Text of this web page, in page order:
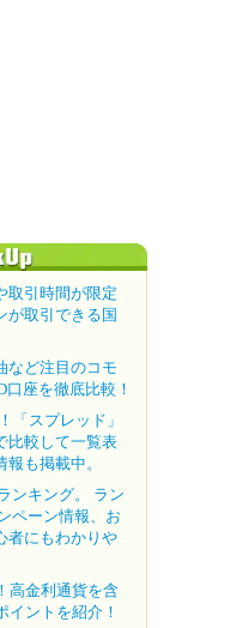
取引時間が限定
が取引できる国
など注目のコモ
座を徹底比較！
「スプレッド」
比較して一覧表
も掲載中。
ンキング。 ラン
ペーン情報、お
者にもわかりや
高金利通貨を含
イントを紹介！